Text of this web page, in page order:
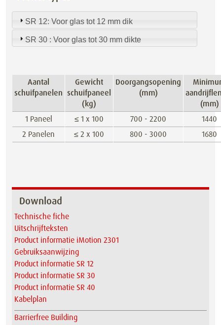
SR 12: Voor glas tot 12 mm dik
SR 30 : Voor glas tot 30 mm dikte
Aantal
schuifpanelen
Gewicht
schuifpaneel
(kg)
Doorgangsopening
(mm)
(mm)
1 Paneel
≤ 1 x 100 700 - 2200
1440
2 Panelen
≤ 2 x 100 800 - 3000 1680
Download
Technische fiche
Uitschrijfteksten
Product informatie iMotion 2301
Gebruiksaanwijzing
Product informatie SR 12
Product informatie SR 30
Product informatie SR 40
Kabelplan
Barrierfree Building